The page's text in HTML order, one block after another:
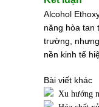
Alcohol
năng hòa tan
trường,
nền kinh tế
Bài viết khác
Xu hướng